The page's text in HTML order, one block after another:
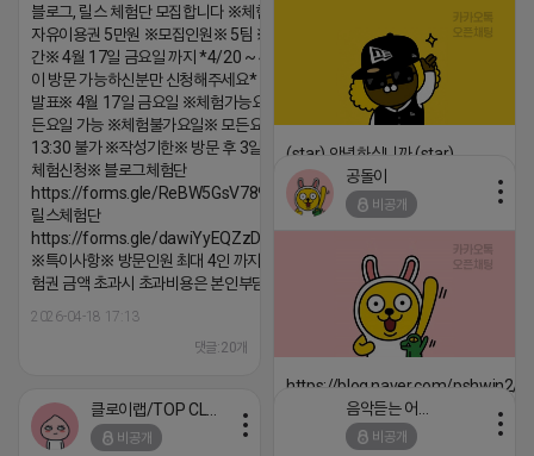
블로그, 릴스 체험단 모집합니다 ※체험메뉴※
자유이용권 5만원 ※모집인원※ 5팀 ※모집기
간※ 4월 17일 금요일 까지 *4/20 ~ 4/26 사
이 방문 가능하신분만 신청해주세요* ※체험단
발표※ 4월 17일 금요일 ※체험가능요일※ 모
든요일 가능 ※체험불가요일※ 모든요일 12 ~
13:30 불가 ※작성기한※ 방문 후 3일 이내 ※
체험신청※ 블로그체험단
https://forms.gle/ReBW5GsV789ur2Pz6
릴스체험단
https://forms.gle/dawiYyEQZzDdqf8W8
※특이사항※ 방문인원 최대 4인 까지 가능 체
험권 금액 초과시 초과비용은 본인부담입니다.
2026-04-18 17:13
댓글:20개
(star) 안녕하십니까 (star)
2026-04-18 17:12
공돌이
비공개
https://blog.naver.com/pshwin2/
2026-04-18 17:12
비공개
비공개